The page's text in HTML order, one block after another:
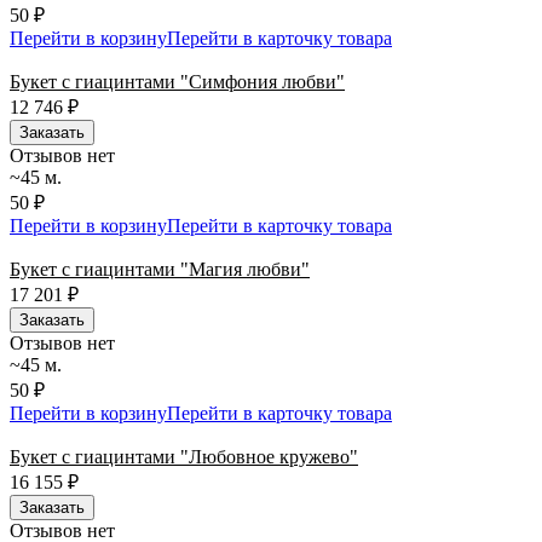
50 ₽
Перейти в корзинуПерейти в карточку товара
Букет с гиацинтами "Симфония любви"
12 746 ₽
Заказать
Отзывов нет
~45 м.
50 ₽
Перейти в корзинуПерейти в карточку товара
Букет с гиацинтами "Магия любви"
17 201
₽
Заказать
Отзывов нет
~45 м.
50 ₽
Перейти в корзинуПерейти в карточку товара
Букет с гиацинтами "Любовное кружево"
16 155 ₽
Заказать
Отзывов нет